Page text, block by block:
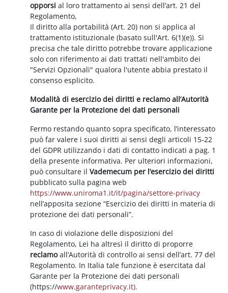
opporsi al loro trattamento ai sensi dell’art. 21 del
Regolamento,
Il diritto alla portabilità (Art. 20) non si applica al
trattamento istituzionale (basato sull'Art. 6(1)(e)). Si
precisa che tale diritto potrebbe trovare applicazione
solo con riferimento ai dati trattati nell'ambito dei
"Servizi Opzionali" qualora l'utente abbia prestato il
consenso esplicito.
Modalità di esercizio dei diritti e reclamo all’Autorità
Garante per la Protezione dei dati personali
Fermo restando quanto sopra specificato, l’interessato
può far valere i suoi diritti ai sensi degli articoli 15-22
del GDPR utilizzando i dati di contatto indicati a pag. 1
della presente informativa. Per ulteriori informazioni,
può consultare ilVademecum per l’esercizio dei diritti
pubblicato sulla pagina web
https://www.uniroma1.it/it/pagina/settore-privacy
nell’apposita sezione “Esercizio dei diritti in materia di
protezione dei dati personali”.
In caso di violazione delle disposizioni del
Regolamento, Lei ha altresì il diritto di proporre
reclamoall’Autorità di controllo ai sensi dell’art. 77 del
Regolamento. In Italia tale funzione è esercitata dal
Garante per la Protezione dei dati personali
(https://www.garanteprivacy.it).